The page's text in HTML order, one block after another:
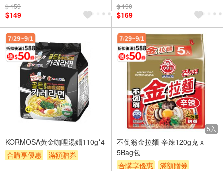
$ 159
$149
贈$200
$ 190
$169
KORMOSA黃金咖哩湯麵110g*4
合購享優惠
滿額贈券
5入
不倒翁金拉麵-辛辣120g克 x
5Bag包
合購享優惠
滿額贈券